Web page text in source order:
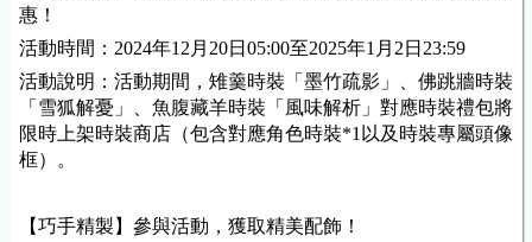
惠！
活動時間：2024年12月20日05:00至2025年1月2日23:59
活動說明：活動期間，雉羹時裝「墨竹疏影」、佛跳牆時裝
「雪狐解憂」、魚腹藏羊時裝「風味解析」對應時裝禮包將
限時上架時裝商店（包含對應角色時裝*1以及時裝專屬頭像
框）。
【巧手精製】參與活動，獲取精美配飾！